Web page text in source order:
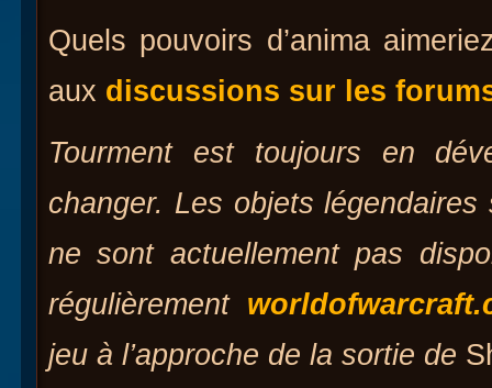
Quels pouvoirs d’anima
aux discussions sur les
Tourment est toujours en
changer. Les objets
ne sont actuellement pas
régulièrement
jeu à l’approche de la sortie de